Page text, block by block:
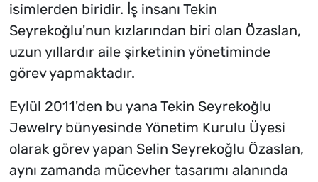
isimlerden biridir. İş insanı Tekin
Seyrekoğlu'nun kızlarından biri olan Özaslan,
uzun yıllardır aile şirketinin yönetiminde
görev yapmaktadır.
Eylül 2011'den bu yana Tekin Seyrekoğlu
Jewelry bünyesinde Yönetim Kurulu Üyesi
olarak görev yapan Selin Seyrekoğlu Özaslan,
aynı zamanda mücevher tasarımı alanında